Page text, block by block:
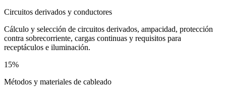
Circuitos derivados y conductores
Cálculo y selección de circuitos derivados, ampacidad, protección
contra sobrecorriente, cargas continuas y requisitos para
receptáculos e iluminación.
15%
Métodos y materiales de cableado